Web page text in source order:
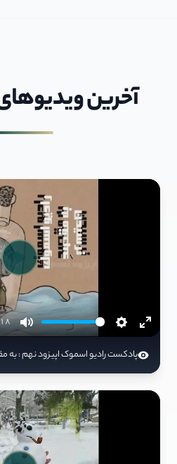
آخرین ویديوهای
Play
پادکست رادیو اسموک اپیزود نهم : به مقصدِ , نرسیدن